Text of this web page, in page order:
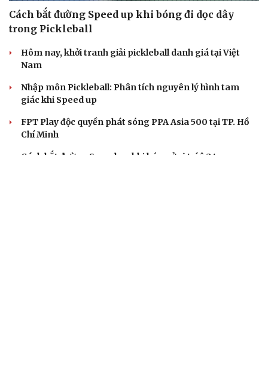
Cách bắt đường Speed up khi bóng đi dọc dây
trong Pickleball
Hôm nay, khởi tranh giải pickleball danh giá tại Việt
Nam
Nhập môn Pickleball: Phân tích nguyên lý hình tam
giác khi Speed up
FPT Play độc quyền phát sóng PPA Asia 500 tại TP. Hồ
Chí Minh
Cách bắt đường Speed up khi bóng ở vị trí ô 2 trong